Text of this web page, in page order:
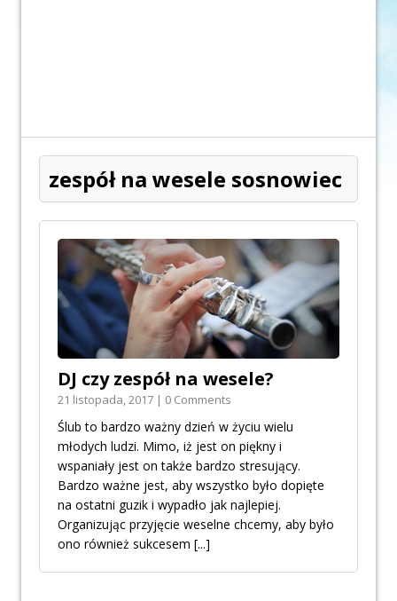
zespół na wesele sosnowiec
DJ czy zespół na wesele?
21 listopada, 2017 | 0 Comments
Ślub to bardzo ważny dzień w życiu wielu
młodych ludzi. Mimo, iż jest on piękny i
wspaniały jest on także bardzo stresujący.
Bardzo ważne jest, aby wszystko było dopięte
na ostatni guzik i wypadło jak najlepiej.
Organizując przyjęcie weselne chcemy, aby było
ono również sukcesem [...]